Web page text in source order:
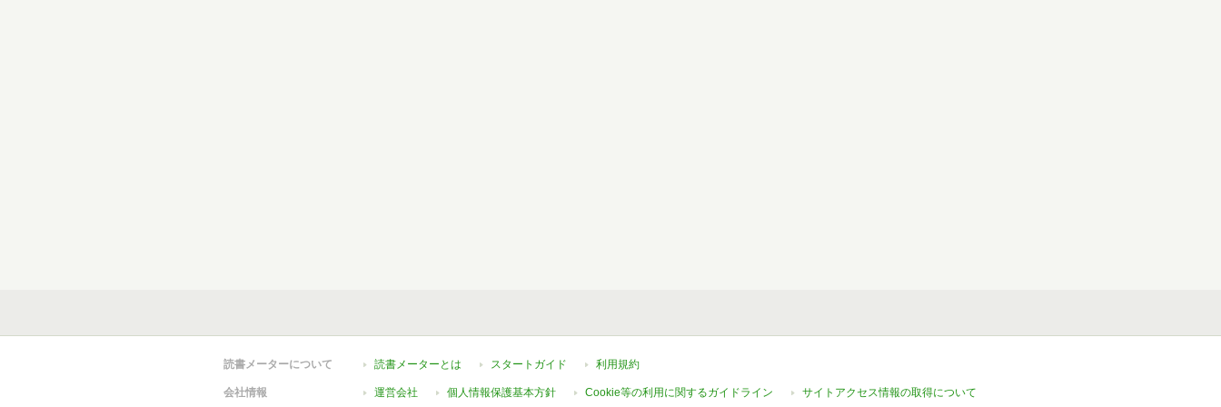
読書メーターについて 読書メーターとは スタートガイド 利用規約
会社情報 運営会社 個人情報保護基本方針 Cookie等の利用に関するガイドライン サイトアクセス情報の取得について